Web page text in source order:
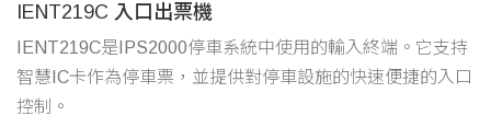
IENT219C 入口出票機
IENT219C是IPS2000停車系統中使用的輸入終端。它支持
智慧IC卡作為停車票，並提供對停車設施的快速便捷的入口
控制。